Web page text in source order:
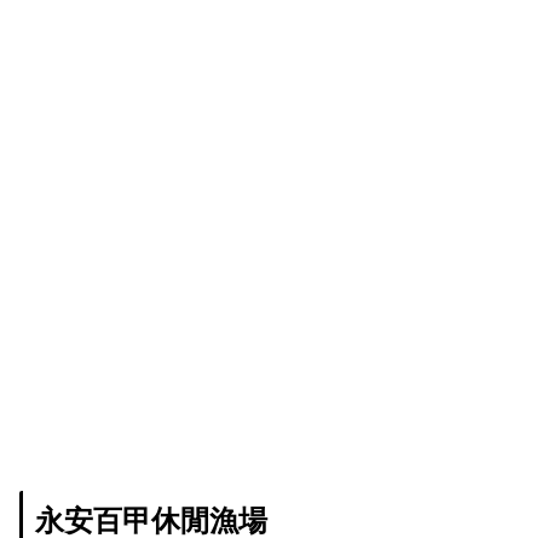
永安百甲休閒漁場